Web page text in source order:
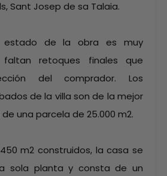
Sant Josep de sa Talaia.
estado de la obra es muy
faltan retoques finales que
del comprador. Los
de la villa son de la mejor
una parcela de 25.000 m2.
m2 construidos, la casa se
sola planta y consta de un